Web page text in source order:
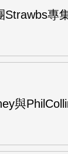
Strawbs專
與